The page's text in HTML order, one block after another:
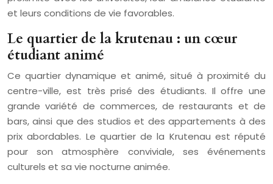
et leurs conditions de vie favorables.
Le quartier de la krutenau : un cœur
étudiant animé
Ce quartier dynamique et animé, situé à proximité du
centre-ville, est très prisé des étudiants. Il offre une
grande variété de commerces, de restaurants et de
bars, ainsi que des studios et des appartements à des
prix abordables. Le quartier de la Krutenau est réputé
pour son atmosphère conviviale, ses événements
culturels et sa vie nocturne animée.